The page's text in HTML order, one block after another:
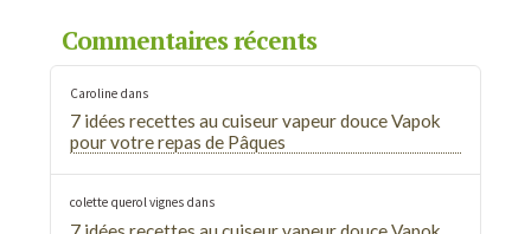
Commentaires récents
Carolinedans
7 idées recettes au cuiseur vapeur douce Vapok
pour votre repas de Pâques
colette querol vignesdans